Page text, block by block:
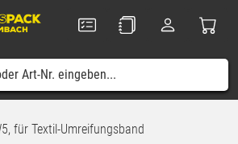
für Textil-Umreifungsband